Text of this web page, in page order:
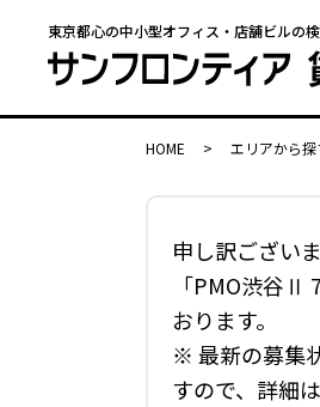
東京都心の中小型オフィス・店舗ビルの
HOME > エリアから探
申し訳ございま
「PMO渋谷Ⅱ
おります。
※ 最新の募集
すので、詳細